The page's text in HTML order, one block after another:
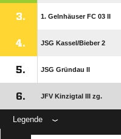
3. 1. Gelnhäuser FC 03 II
4. JSG Kassel/​Bieber 2
5. JSG Gründau II
6. JFV Kinzigtal III zg.
Legende